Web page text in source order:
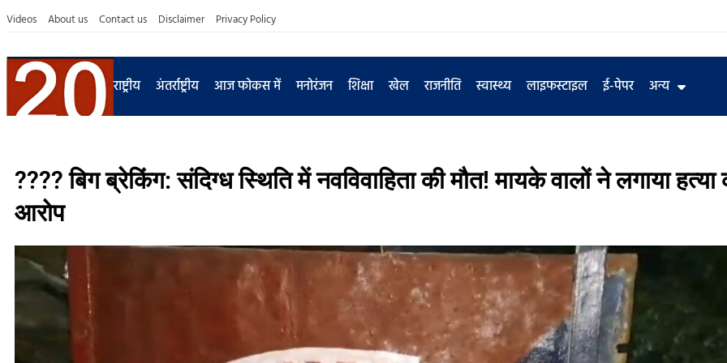
Videos About us Contact us Disclaimer Privacy Policy
राष्ट्रीय अंतर्राष्ट्रीय आज फोकस में मनोरंजन शिक्षा खेल राजनीति स्वास्थ्य लाइफस्टाइल ई-पेपर अन्य
???? बिग ब्रेकिंग: संदिग्ध स्थिति में नवविवाहिता की मौत! मायके वालों ने लगाया हत्या
आरोप